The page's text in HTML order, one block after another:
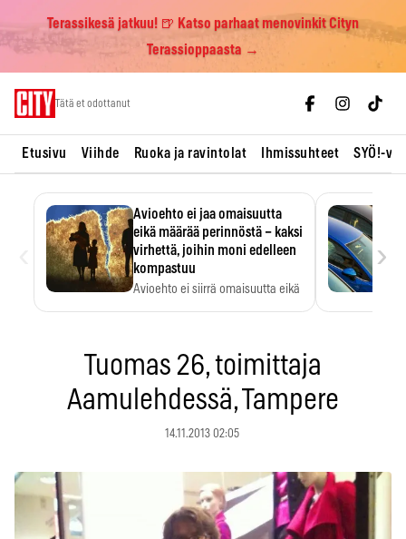
Terassikesä jatkuu! 🍺 Katso parhaat menovinkit Cityn
Terassioppaasta →
Tätä et odottanut
Etusivu Viihde Ruoka ja ravintolat Ihmissuhteet SYÖ!-
Avioehto ei jaa omaisuutta
eikä määrää perinnöstä – kaksi
virhettä, joihin moni edelleen
kompastuu
Avioehto ei siirrä omaisuutta eikä
›
Tuomas 26, toimittaja
Aamulehdessä, Tampere
14.11.2013 02:05